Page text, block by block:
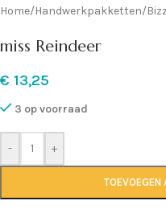
Home/Handwerkpakketten/
miss Reindeer
€ 13,25
3 op voorraad
- +
TOEVOEGEN